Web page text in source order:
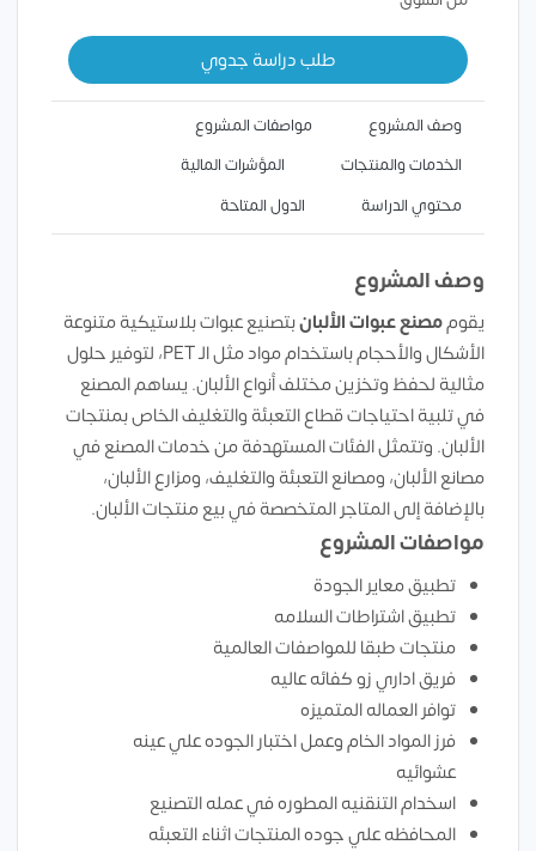
طلب دراسة جدوي
وصف المشروع
مواصفات المشروع
الخدمات والمنتجات
المؤشرات المالية
محتوي الدراسة
الدول المتاحة
وصف المشروع
يقوممصنع عبوات الألبانبتصنيع عبوات بلاستيكية متنوعة
الأشكال والأحجام باستخدام مواد مثل الـ PET، لتوفير حلول
مثالية لحفظ وتخزين مختلف أنواع الألبان. يساهم المصنع
في تلبية احتياجات قطاع التعبئة والتغليف الخاص بمنتجات
الألبان. وتتمثل الفئات المستهدفة من خدمات المصنع في
مصانع الألبان، ومصانع التعبئة والتغليف، ومزارع الألبان،
بالإضافة إلى المتاجر المتخصصة في بيع منتجات الألبان.
مواصفات المشروع
تطبيق معاير الجودة
تطبيق اشتراطات السلامه
منتجات طبقا للمواصفات العالمية
فريق اداري زو كفائه عاليه
توافر العماله المتميزه
فرز المواد الخام وعمل اختبار الجوده علي عينه
عشوائيه
اسخدام التنقنيه المطوره في عمله التصنيع
المحافظه علي جوده المنتجات اثناء التعبئه